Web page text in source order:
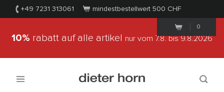
+49 7231 313061 mindestbestellwert 500 CHF
0
10% rabatt auf alle artikel nur vom 7.8.bis 9.8.2026